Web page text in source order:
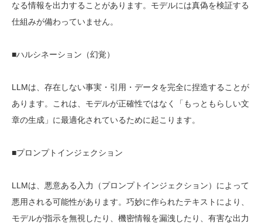
なる情報を出力することがあります。モデルには真偽を検証する
仕組みが備わっていません。
■ハルシネーション（幻覚）
LLMは、存在しない事実・引用・データを完全に捏造することが
あります。これは、モデルが正確性ではなく「もっともらしい文
章の生成」に最適化されているために起こります。
■プロンプトインジェクション
LLMは、悪意ある入力（プロンプトインジェクション）によって
悪用される可能性があります。巧妙に作られたテキストにより、
モデルが指示を無視したり、機密情報を漏洩したり、有害な出力